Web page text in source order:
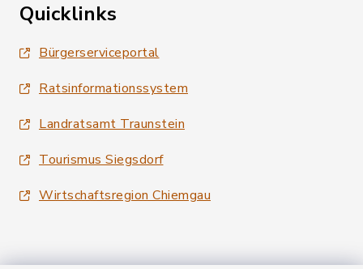
Quicklinks
Bürgerserviceportal
Ratsinformationssystem
Landratsamt Traunstein
Tourismus Siegsdorf
Wirtschaftsregion Chiemgau